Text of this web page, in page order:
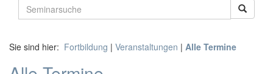
Sie sind hier: Fortbildung | Veranstaltungen | Alle Termine